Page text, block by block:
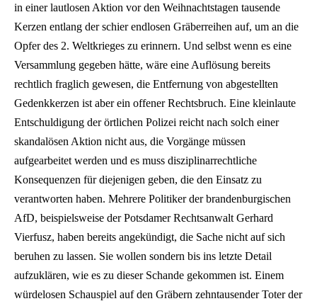
in einer lautlosen Aktion vor den Weihnachtstagen tausende
Kerzen entlang der schier endlosen Gräberreihen auf, um an die
Opfer des 2. Weltkrieges zu erinnern. Und selbst wenn es eine
Versammlung gegeben hätte, wäre eine Auflösung bereits
rechtlich fraglich gewesen, die Entfernung von abgestellten
Gedenkkerzen ist aber ein offener Rechtsbruch. Eine kleinlaute
Entschuldigung der örtlichen Polizei reicht nach solch einer
skandalösen Aktion nicht aus, die Vorgänge müssen
aufgearbeitet werden und es muss disziplinarrechtliche
Konsequenzen für diejenigen geben, die den Einsatz zu
verantworten haben. Mehrere Politiker der brandenburgischen
AfD, beispielsweise der Potsdamer Rechtsanwalt Gerhard
Vierfusz, haben bereits angekündigt, die Sache nicht auf sich
beruhen zu lassen. Sie wollen sondern bis ins letzte Detail
aufzuklären, wie es zu dieser Schande gekommen ist. Einem
würdelosen Schauspiel auf den Gräbern zehntausender Toter der